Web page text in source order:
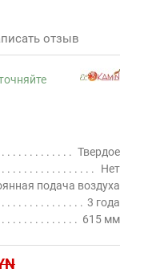
отзыв
Твердое
Нет
подача воздуха
3 года
615 мм